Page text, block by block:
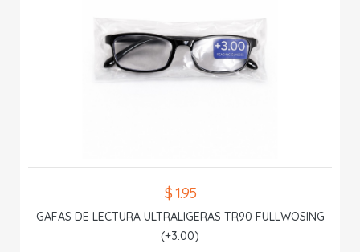
$ 1.95
GAFAS DE LECTURA ULTRALIGERAS TR90 FULLWOSING
(+3.00)